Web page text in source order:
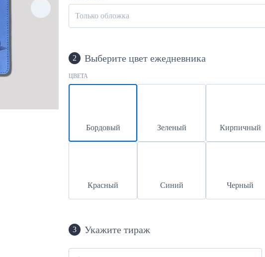
Только обложка
2 Выберите цвет ежедневника
ЦВЕТА
Бордовый Зеленый Кирпичный
Красный Синий Черный
3 Укажите тираж